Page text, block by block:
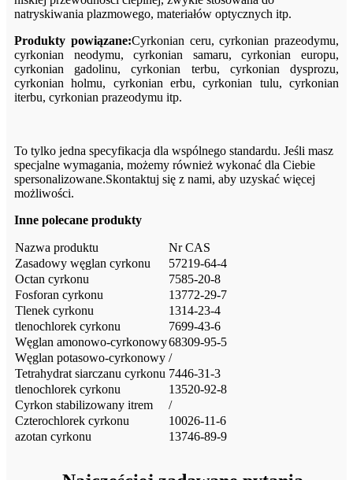
natryskiwania plazmowego, materiałów optycznych itp.
Produkty powiązane:Cyrkonian ceru, cyrkonian prazeodymu,
cyrkonian neodymu, cyrkonian samaru, cyrkonian europu,
cyrkonian gadolinu, cyrkonian terbu, cyrkonian dysprozu,
cyrkonian holmu, cyrkonian erbu, cyrkonian tulu, cyrkonian
iterbu, cyrkonian prazeodymu itp.
To tylko jedna specyfikacja dla wspólnego standardu. Jeśli masz
specjalne wymagania, możemy również wykonać dla Ciebie
spersonalizowane.Skontaktuj się z nami, aby uzyskać więcej
możliwości.
Inne polecane produkty
Nazwa produktu
Nr CAS
Zasadowy węglan cyrkonu
57219-64-4
Octan cyrkonu
7585-20-8
Fosforan cyrkonu
13772-29-7
Tlenek cyrkonu
1314-23-4
tlenochlorek cyrkonu
7699-43-6
Węglan amonowo-cyrkonowy68309-95-5
Węglan potasowo-cyrkonowy /
Tetrahydrat siarczanu cyrkonu 7446-31-3
tlenochlorek cyrkonu
13520-92-8
Cyrkon stabilizowany itrem
/
Czterochlorek cyrkonu
10026-11-6
azotan cyrkonu
13746-89-9